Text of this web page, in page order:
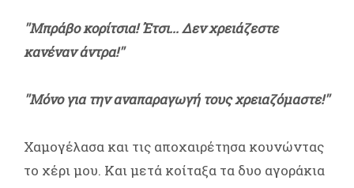
''Μπράβο κορίτσια! Έτσι... Δεν χρειάζεστε
κανέναν άντρα!''
''Μόνο για την αναπαραγωγή τους χρειαζόμαστε!''
Χαμογέλασα και τις αποχαιρέτησα κουνώντας
το χέρι μου. Και μετά κοίταξα τα δυο αγοράκια